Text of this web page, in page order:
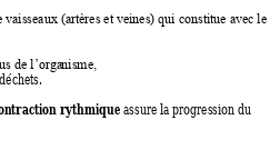
vaisseaux (artères et veines) qui constitue avec le
de l’organisme,
rythmique assure la progression du